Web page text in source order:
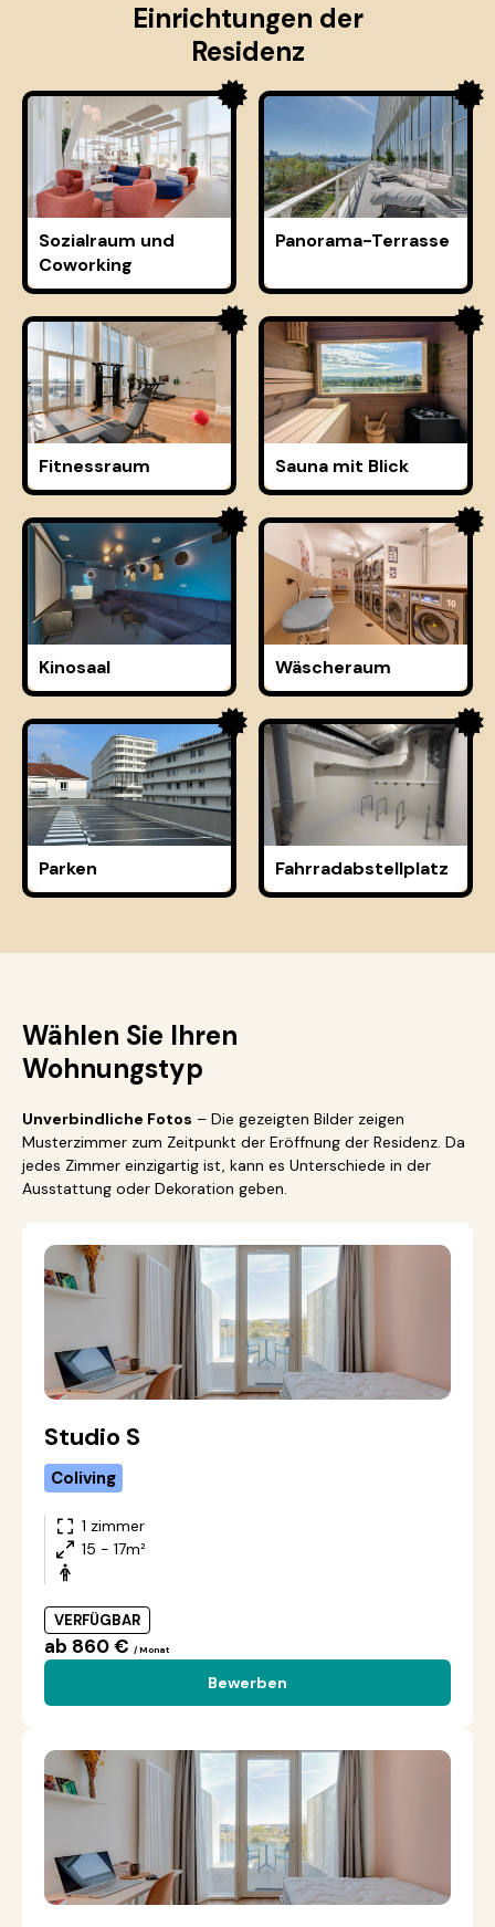
Einrichtungen der
Residenz
Sozialraum und
Coworking
Panorama-Terrasse
Fitnessraum Sauna mit Blick
Kinosaal Wäscheraum
Parken Fahrradabstellplatz
Wählen Sie Ihren
Wohnungstyp
Unverbindliche Fotos – Die gezeigten Bilder zeigen
Musterzimmer zum Zeitpunkt der Eröffnung der Residenz. Da
jedes Zimmer einzigartig ist, kann es Unterschiede in der
Ausstattung oder Dekoration geben.
Studio S
Coliving
1 zimmer
15 - 17m²
VERFÜGBAR
ab 860 € / Monat
Bewerben